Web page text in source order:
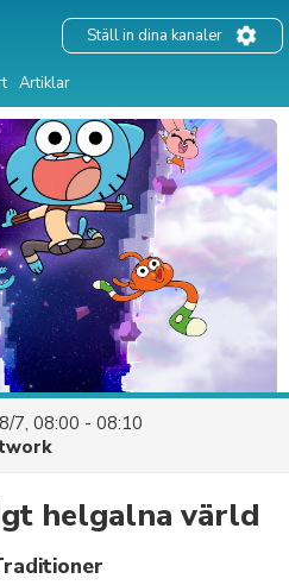
Artiklar
Ställ in dina kanaler
7, 08:00 - 08:10
helgalna värld